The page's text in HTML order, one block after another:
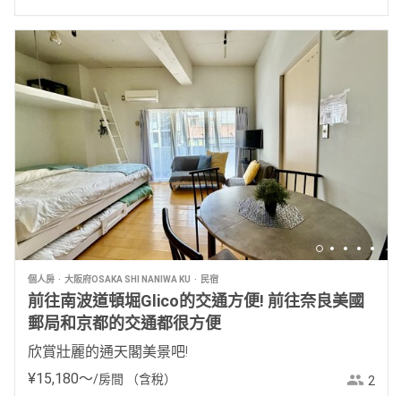
個人房 大阪府OSAKA SHI NANIWA KU 民宿
前往南波道頓堀Glico的交通方便! 前往奈良美國
郵局和京都的交通都很方便
欣賞壯麗的通天閣美景吧!
¥15,180〜/房間 （含稅） 2